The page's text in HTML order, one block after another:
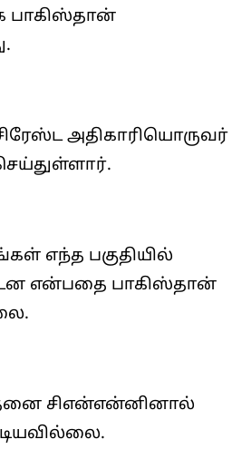
பாகிஸ்தான்
அதிகாரியொருவர்
எந்த பகுதியில்
என்பதை பாகிஸ்தான்
சிஎன்என்னினால்